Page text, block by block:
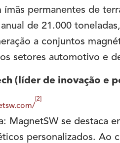
permanentes de
de 21.000
a conjuntos
setores automotivo e
(líder de inovação e
[2]
MagnetSW se destaca
personalizados. Ao